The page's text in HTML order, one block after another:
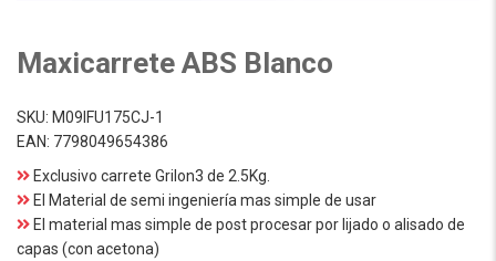
Maxicarrete ABS Blanco
SKU: M09IFU175CJ-1
EAN: 7798049654386
Exclusivo carrete Grilon3 de 2.5Kg.
El Material de semi ingeniería mas simple de usar
El material mas simple de post procesar por lijado o alisado de
capas (con acetona)